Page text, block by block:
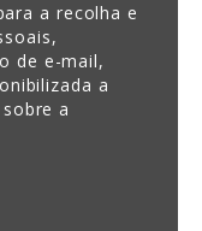
a recolha e
de e-mail,
a
a